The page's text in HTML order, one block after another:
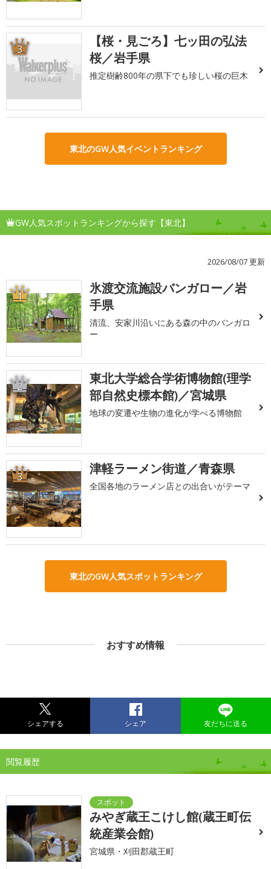
3
【桜・見ごろ】七ッ田の弘法
桜／岩手県
推定樹齢800年の県下でも珍しい桜の巨木
東北のGW人気イベントランキング
GW人気スポットランキングから探す【東北】
2026/08/07 更新
1
氷渡交流施設バンガロー／岩
手県
清流、安家川沿いにある森の中のバンガロ
ー
2
東北大学総合学術博物館(理学
部自然史標本館)／宮城県
地球の変遷や生物の進化が学べる博物館
3 津軽ラーメン街道／青森県
全国各地のラーメン店との出合いがテーマ
東北のGW人気スポットランキング
おすすめ情報
シェアする シェア 友だちに送る
閲覧履歴
みやぎ蔵王こけし館(蔵王町伝
統産業会館)
宮城県・刈田郡蔵王町